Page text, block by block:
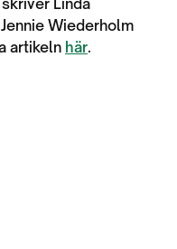
Linda
Wiederholm
artikeln här.